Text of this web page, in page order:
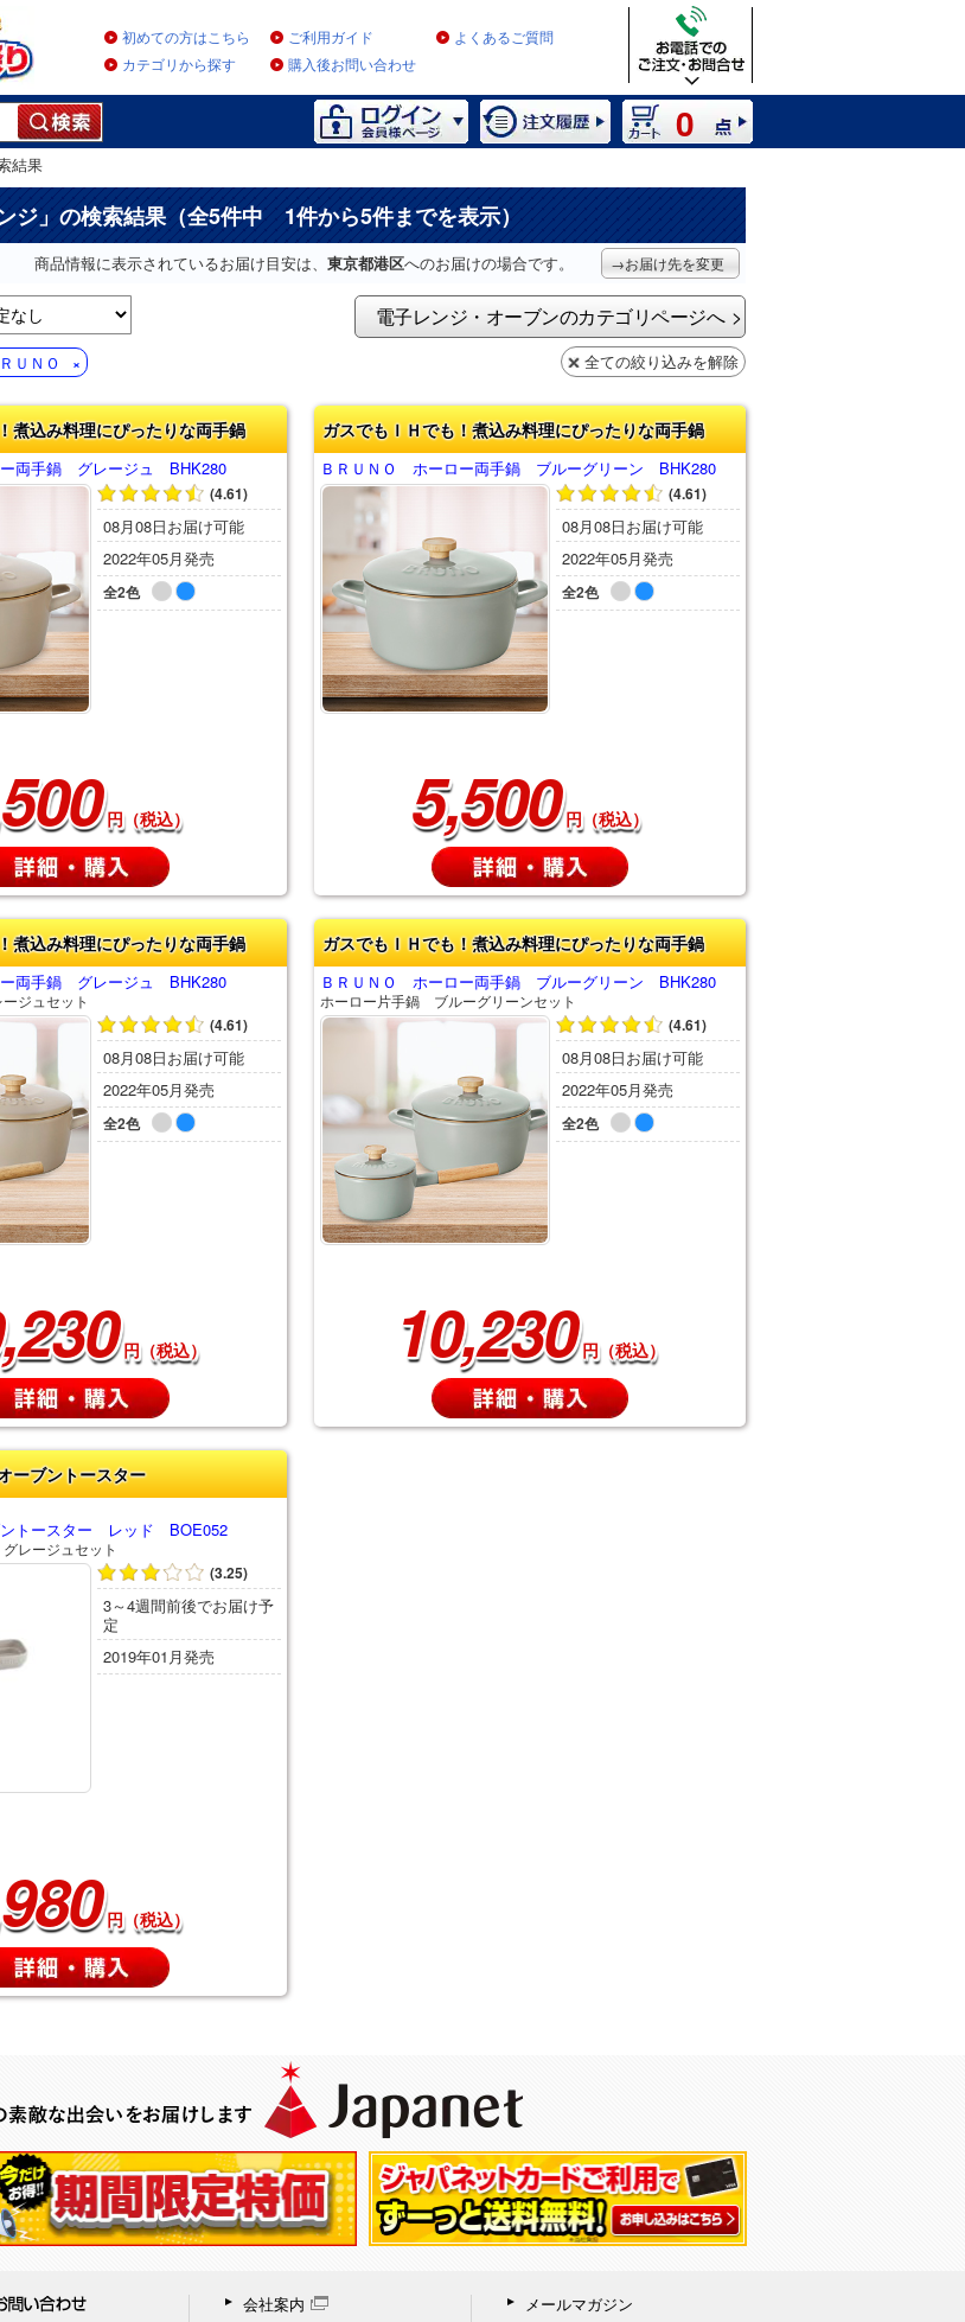
初めての方はこちら ご利用ガイド
よくあるご質問
カテゴリから探す
購入後お問い合わせ
0
結果
ジ 」の検索結果（全5件中 1件から5件までを表示）
商品情報に表示されているお届け目安は、 東京都港区へのお届けの場合です。 →お届け先を変更
電子レンジ・オーブンのカテゴリページへ
ＵＮＯ 全ての絞り込みを解除
煮込み料理にぴったりな両手鍋
両手鍋 グレージュ BHK280
(4.61)
08月08日お届け可能
2022年05月発売
全2色
円（税込）
ガスでもＩＨでも！煮込み料理にぴったりな両手鍋
ＢＲＵＮＯ ホーロー両手鍋 ブルーグリーン BHK280
(4.61)
08月08日お届け可能
2022年05月発売
全2色
5,500 円（税込）
煮込み料理にぴったりな両手鍋
両手鍋 グレージュ BHK280
ジュセット
(4.61)
08月08日お届け可能
2022年05月発売
全2色
円（税込）
ガスでもＩＨでも！煮込み料理にぴったりな両手鍋
ＢＲＵＮＯ ホーロー両手鍋 ブルーグリーン BHK280
ホーロー片手鍋 ブルーグリーンセット
(4.61)
08月08日お届け可能
2022年05月発売
全2色
10,230 円（税込）
ーブントースター
トースター レッド BOE052
レージュセット
(3.25)
3～4週間前後でお届け予
定
2019年01月発売
円（税込）
会社案内
メールマガジン